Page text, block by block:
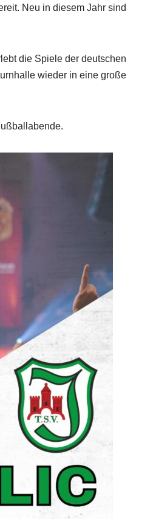
Neu in diesem Jahr sind
die Spiele der deutschen
wieder in eine große